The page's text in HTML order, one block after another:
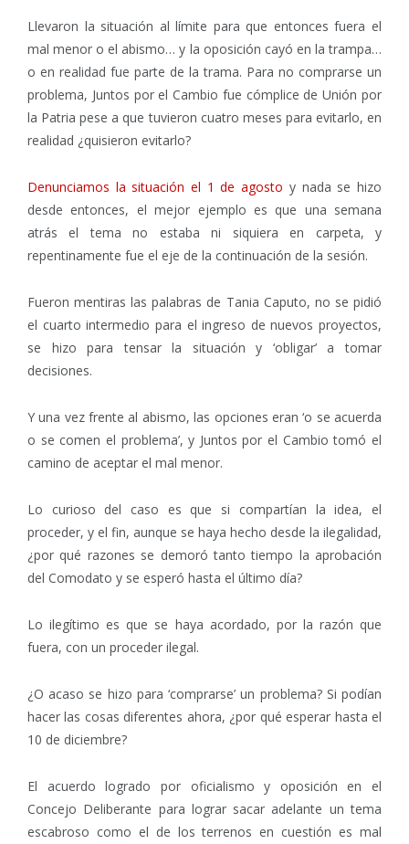
Llevaron la situación al límite para que entonces fuera el
mal menor o el abismo… y la oposición cayó en la trampa…
o en realidad fue parte de la trama. Para no comprarse un
problema, Juntos por el Cambio fue cómplice de Unión por
la Patria pese a que tuvieron cuatro meses para evitarlo, en
realidad ¿quisieron evitarlo?
Denunciamos la situación el 1 de agosto y nada se hizo
desde entonces, el mejor ejemplo es que una semana
atrás el tema no estaba ni siquiera en carpeta, y
repentinamente fue el eje de la continuación de la sesión.
Fueron mentiras las palabras de Tania Caputo, no se pidió
el cuarto intermedio para el ingreso de nuevos proyectos,
se hizo para tensar la situación y ‘obligar’ a tomar
decisiones.
Y una vez frente al abismo, las opciones eran ‘o se acuerda
o se comen el problema’, y Juntos por el Cambio tomó el
camino de aceptar el mal menor.
Lo curioso del caso es que si compartían la idea, el
proceder, y el fin, aunque se haya hecho desde la ilegalidad,
¿por qué razones se demoró tanto tiempo la aprobación
del Comodato y se esperó hasta el último día?
Lo ilegítimo es que se haya acordado, por la razón que
fuera, con un proceder ilegal.
¿O acaso se hizo para ‘comprarse’ un problema? Si podían
hacer las cosas diferentes ahora, ¿por qué esperar hasta el
10 de diciembre?
El acuerdo logrado por oficialismo y oposición en el
Concejo Deliberante para lograr sacar adelante un tema
escabroso como el de los terrenos en cuestión es mal